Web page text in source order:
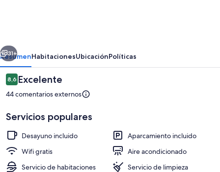
Spring
Hotel
Siguiente
31+
ResumenHabitacionesUbicaciónPolíticas
Comentarios
8,68,6 de 10
Excelente
44 comentarios externos
Servicios populares
Desayuno incluido
Aparcamiento incluido
Wifi gratis
Aire acondicionado
Servicio de habitaciones
Servicio de limpieza